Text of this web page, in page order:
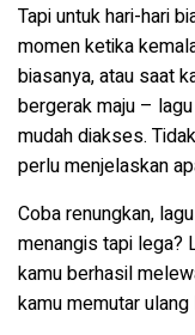
Tapi untuk hari-hari
momen ketika
biasanya, atau saat
bergerak maju –
mudah diakses.
perlu menjelaskan
Coba renungkan,
menangis tapi lega?
kamu berhasil
kamu memutar